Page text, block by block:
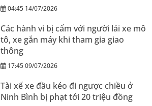
04:45 14/07/2026
Các hành vi bị cấm với người lái xe mô
tô, xe gắn máy khi tham gia giao
thông
17:45 09/07/2026
Tài xế xe đầu kéo đi ngược chiều ở
Ninh Bình bị phạt tới 20 triệu đồng